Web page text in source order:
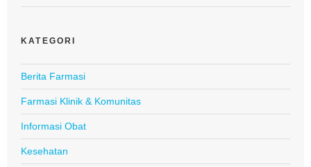
KATEGORI
Berita Farmasi
Farmasi Klinik & Komunitas
Informasi Obat
Kesehatan